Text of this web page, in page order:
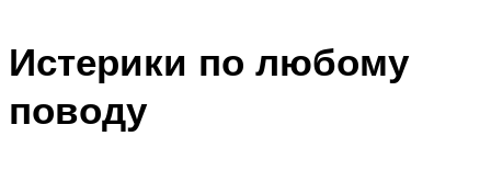
Истерики по любому
поводу